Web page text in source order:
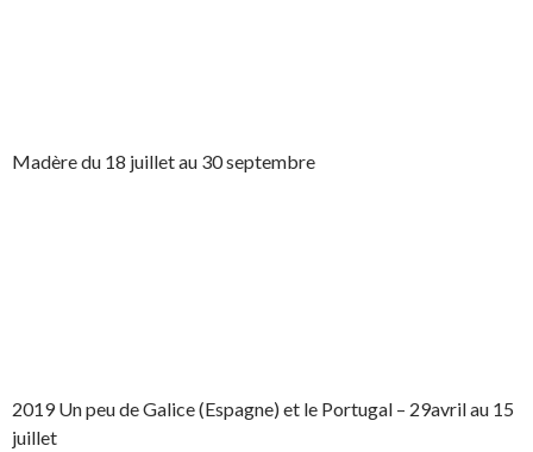
Madère du 18 juillet au 30 septembre
2019 Un peu de Galice (Espagne) et le Portugal – 29avril au 15
juillet